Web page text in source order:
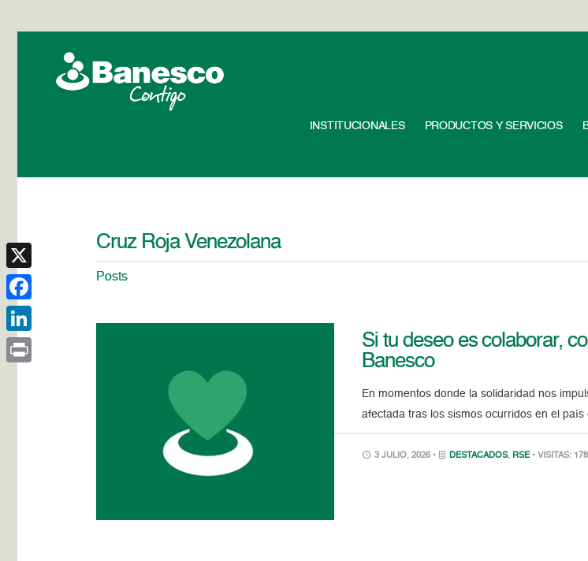
INSTITUCIONALES PRODUCTOS Y SERVICIOS
Cruz Roja Venezolana
Posts
Si tu deseo es colaborar,
Banesco
En momentos donde la solidaridad nos
afectada tras los sismos ocurridos en el
3 JULIO, 2026 • DESTACADOS, RSE • VISITAS: 178
X
Facebook
LinkedIn